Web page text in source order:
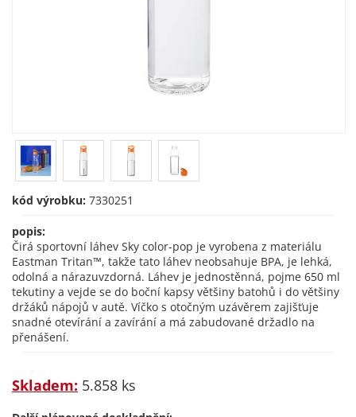
kód výrobku: 7330251
popis:
Čirá sportovní láhev Sky color-pop je vyrobena z materiálu
Eastman Tritan™, takže tato láhev neobsahuje BPA, je lehká,
odolná a nárazuvzdorná. Láhev je jednostěnná, pojme 650 ml
tekutiny a vejde se do boční kapsy většiny batohů i do většiny
držáků nápojů v autě. Víčko s otočným uzávěrem zajišťuje
snadné otevírání a zavírání a má zabudované držadlo na
přenášení.
Skladem: 5.858 ks